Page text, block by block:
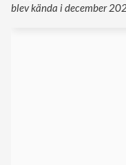
blev kända i december